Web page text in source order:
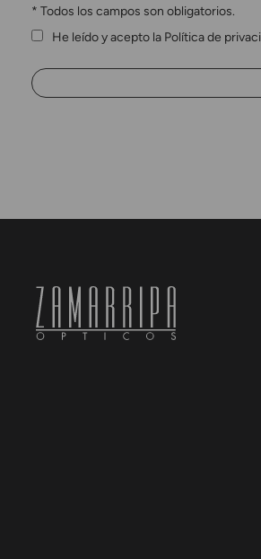
* Todos los campos son obligatorios.
He leído y acepto la Política de